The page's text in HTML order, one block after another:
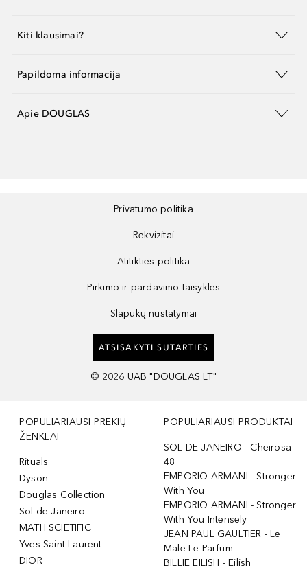
Kiti klausimai?
Papildoma informacija
Apie DOUGLAS
Privatumo politika
Rekvizitai
Atitikties politika
Pirkimo ir pardavimo taisyklės
Slapukų nustatymai
ATSISAKYTI SUTARTIES
© 2026 UAB "DOUGLAS LT"
POPULIARIAUSI PREKIŲ
ŽENKLAI
Rituals
Dyson
Douglas Collection
Sol de Janeiro
MATH SCIETIFIC
Yves Saint Laurent
DIOR
POPULIARIAUSI PRODUKTAI
SOL DE JANEIRO - Cheirosa
48
EMPORIO ARMANI - Stronger
With You
EMPORIO ARMANI - Stronger
With You Intensely
JEAN PAUL GAULTIER - Le
Male Le Parfum
BILLIE EILISH - Eilish